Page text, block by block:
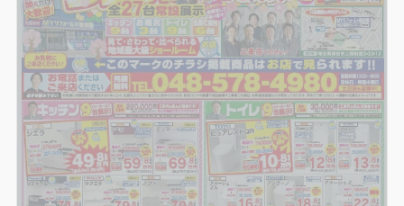
は丸山工務店へお任せください！